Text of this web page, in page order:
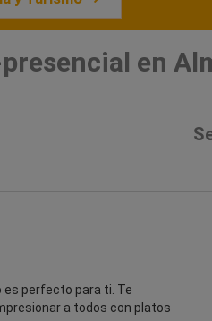
en
es perfecto para ti. Te
a todos con platos